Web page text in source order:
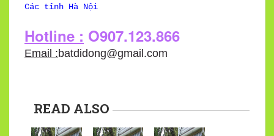
Các tỉnh Hà Nội
Hotline : O907.123.866
Email :batdidong@gmail.com
READ ALSO